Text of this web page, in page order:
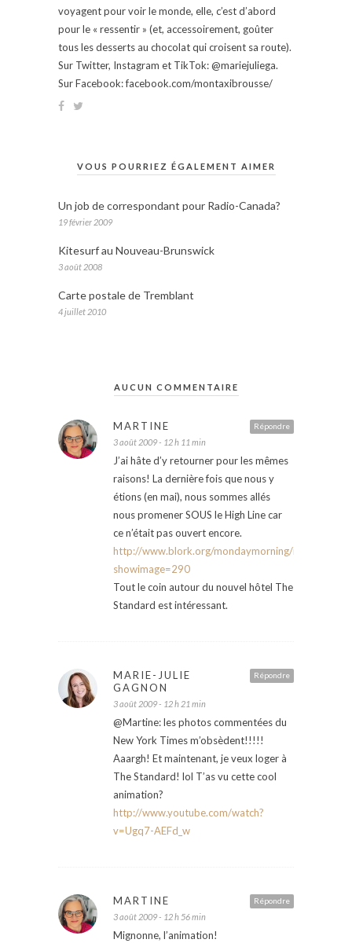
voyagent pour voir le monde, elle, c’est d’abord
pour le « ressentir » (et, accessoirement, goûter
tous les desserts au chocolat qui croisent sa route).
Sur Twitter, Instagram et TikTok: @mariejuliega.
Sur Facebook: facebook.com/montaxibrousse/
VOUS POURRIEZ ÉGALEMENT AIMER
Un job de correspondant pour Radio-Canada?
19 février 2009
Kitesurf au Nouveau-Brunswick
3 août 2008
Carte postale de Tremblant
4 juillet 2010
AUCUN COMMENTAIRE
Répondre
MARTINE
3 août 2009 - 12 h 11 min
J’ai hâte d’y retourner pour les mêmes
raisons! La dernière fois que nous y
étions (en mai), nous sommes allés
nous promener SOUS le High Line car
ce n’était pas ouvert encore.
http://www.blork.org/mondaymorning/index.php?
showimage=290
Tout le coin autour du nouvel hôtel The
Standard est intéressant.
Répondre
MARIE-JULIE
GAGNON
3 août 2009 - 12 h 21 min
@Martine: les photos commentées du
New York Times m’obsèdent!!!!!
Aaargh! Et maintenant, je veux loger à
The Standard! lol T’as vu cette cool
animation?
http://www.youtube.com/watch?
v=Ugq7-AEFd_w
Répondre
MARTINE
3 août 2009 - 12 h 56 min
Mignonne, l’animation!